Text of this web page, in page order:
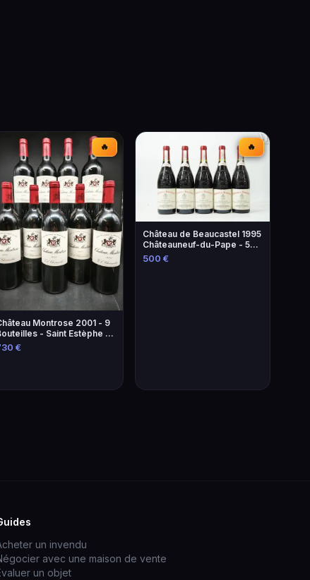
🔥
Montrose 2001 - 9
- Saint Estèphe -
Grand Cru Classé
€
🔥
Château de Beaucastel 1995
Châteauneuf-du-Pape - 5
Bouteilles
500 €
un invendu
avec une maison de vente
un objet